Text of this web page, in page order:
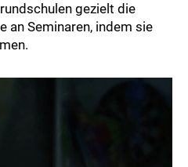
gezielt die
an Seminaren, indem sie